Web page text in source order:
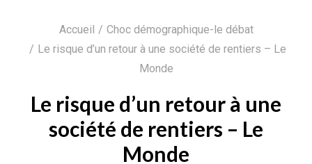
Accueil
Choc démographique-le débat
Le risque d’un retour à une société de rentiers – Le
Monde
Le risque d’un retour à une
société de rentiers – Le
Monde